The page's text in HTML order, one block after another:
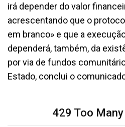
irá depender do valor
acrescentando que o
em branco» e que a
dependerá, também, da
por via de fundos
Estado, conclui o
429 Too